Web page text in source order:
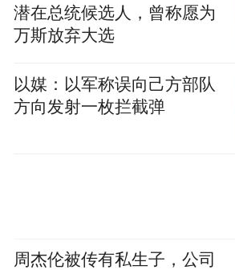
潜在总统候选人，曾称愿为
万斯放弃大选
以媒：以军称误向己方部队
方向发射一枚拦截弹
周杰伦被传有私生子，公司